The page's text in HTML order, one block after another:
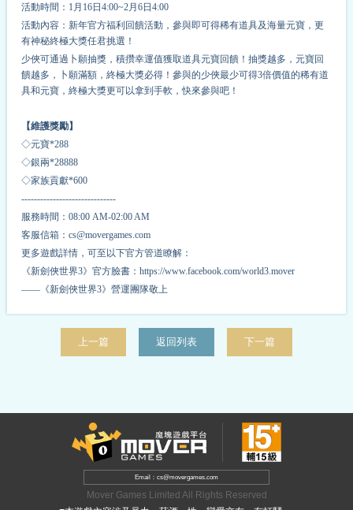
活動時間：1月16日4:00~2月6日4:00
活動內容：新年官方福利回饋活動，參與即可得稀有道具及海量元寶，更
有神秘終極大獎任君挑選！
少俠可通過卜願抽獎，積攢幸運值獲取道具元寶回饋！抽獎越多，元寶回
饋越多，卜願滿額，終極大獎必得！參與的少俠最少可得3倍價值的稀有道
具和元寶，終極大獎更可以拿到手軟，快來參與吧！
【維護獎勵】
◇元寶*288
◇銀兩*28888
◇家族貢獻*600
------------------------------
服務時間：08:00 AM-02:00 AM
客服信箱：cs@movergames.com
更多遊戲詳情，可至以下官方管道瞭解：
《新劍俠世界3》官方臉書：https://www.facebook.com/world3.mover
——《新劍俠世界3》營運團隊敬上
上一篇 返回列表 下一篇
Email：cs@movergames.com
Mover Games Limited All Rights Reserved